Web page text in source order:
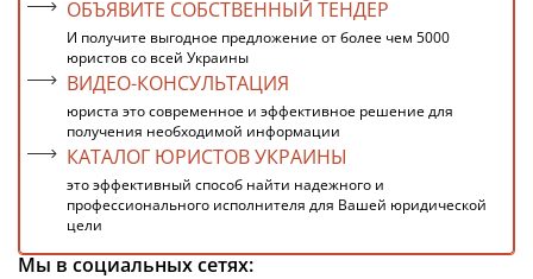
ОБЪЯВИТЕ СОБСТВЕННЫЙ ТЕНДЕР
И получите выгодное предложение от более чем 5000
юристов со всей Украины
ВИДЕО-КОНСУЛЬТАЦИЯ
юриста это современное и эффективное решение для
получения необходимой информации
КАТАЛОГ ЮРИСТОВ УКРАИНЫ
это эффективный способ найти надежного и
профессионального исполнителя для Вашей юридической
цели
Мы в социальных сетях: